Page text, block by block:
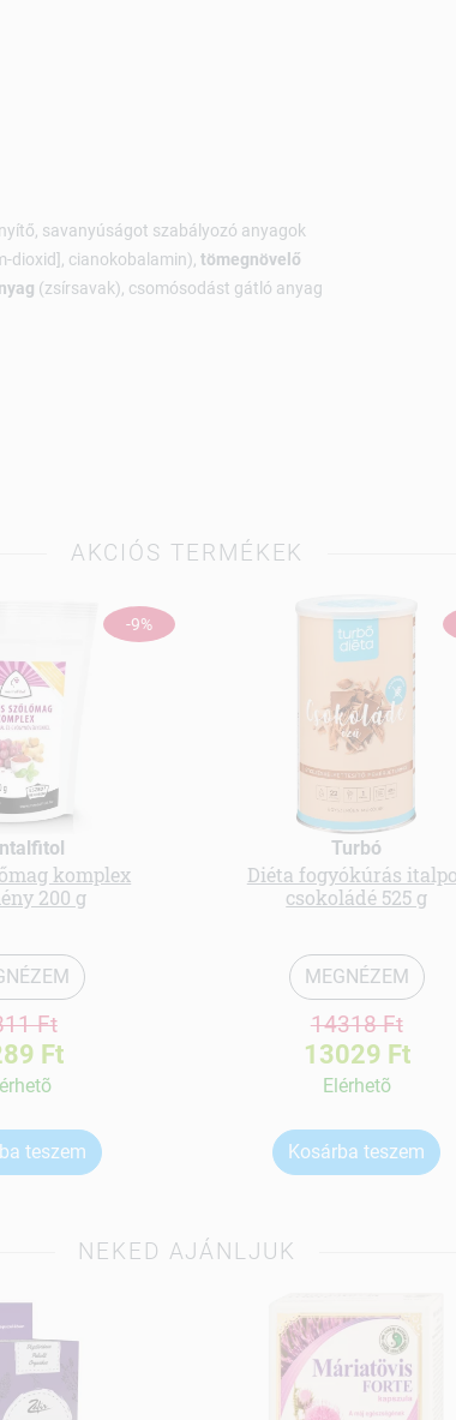
savanyúságot szabályozó anyagok
dioxid], cianokobalamin), tömegnövelő
(zsírsavak), csomósodást gátló anyag
AKCIÓS TERMÉKEK
-9%
komplex
200 g
Ft
Ft
teszem
Turbó
Diéta fogyókúrás
csokoládé 525 g
MEGNÉZEM
14318 Ft
13029 Ft
Elérhetõ
Kosárba teszem
NEKED AJÁNLJUK